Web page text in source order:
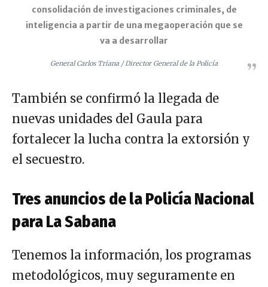
consolidación de investigaciones criminales, de
inteligencia a partir de una megaoperación que se
va a desarrollar
General Carlos Triana / Director General de la Policía
También se confirmó la llegada de
nuevas unidades del Gaula para
fortalecer la lucha contra la extorsión y
el secuestro.
Tres anuncios de la Policía Nacional
para La Sabana
Tenemos la información, los programas
metodológicos, muy seguramente en